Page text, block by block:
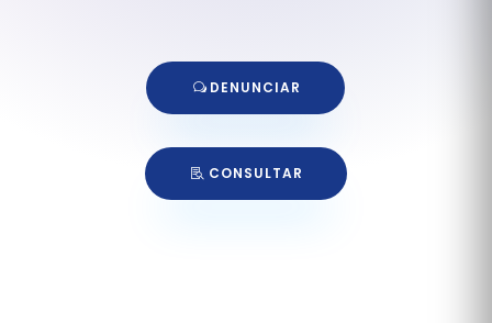
DENUNCIAR
CONSULTAR